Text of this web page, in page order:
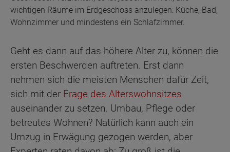
wichtigen Räume im Erdgeschoss anzulegen: Küche, Bad,
Wohnzimmer und mindestens ein Schlafzimmer.
Geht es dann auf das höhere Alter zu, können die
ersten Beschwerden auftreten. Erst dann
nehmen sich die meisten Menschen dafür Zeit,
sich mit der Frage des Alterswohnsitzes
auseinander zu setzen. Umbau, Pflege oder
betreutes Wohnen? Natürlich kann auch ein
Umzug in Erwägung gezogen werden, aber